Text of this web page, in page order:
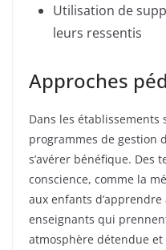
Utilisation de
leurs ressentis
Approches
Dans les établissements
programmes de gestion
s’avérer bénéfique. Des
conscience, comme la
aux enfants
enseignants qui
atmosphère détendue